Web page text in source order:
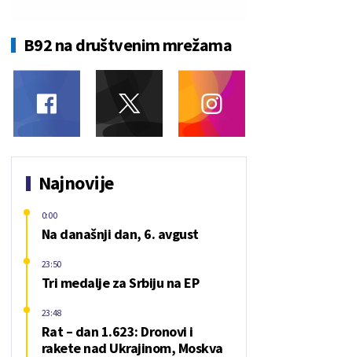
B92 na društvenim mrežama
Najnovije
Na današnji dan, 6. avgust
0:00
Tri medalje za Srbiju na EP
23:50
Rat – dan 1.623: Dronovi i
rakete nad Ukrajinom, Moskva
23:48